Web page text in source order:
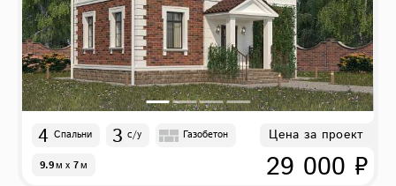
4 Спальни 3 с/у Газобетон
9.9м x 7м
Цена за проект
29 000 ₽